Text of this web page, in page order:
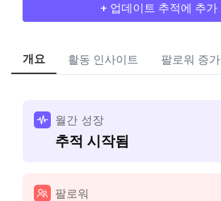
+ 업데이트 추적에 추가
개요 활동 인사이트 팔로워 증가
월간 성장
추적 시작됨
팔로워